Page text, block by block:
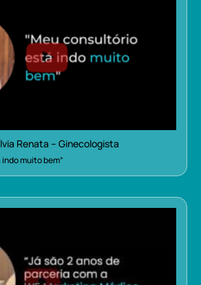
Renata – Ginecologista
muito bem”